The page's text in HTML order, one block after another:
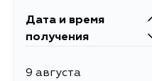
Дата и время
получения
9 августа